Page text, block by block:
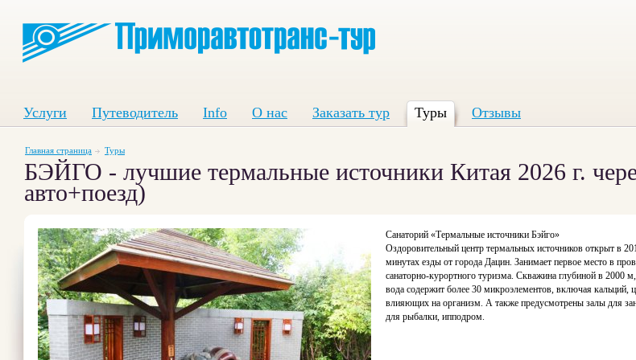
Услуги Путеводитель Info О нас Заказать тур Туры Отзывы
Главная страница Туры
БЭЙГО - лучшие термальные источники Китая 2026 г.
авто+поезд)
Санаторий «Термальные источники Бэйго»
Оздоровительный центр термальных источников открыт в
минутах езды от города Дацин. Занимает первое место в
санаторно-курортного туризма. Скважина глубиной в 2000
вода содержит более 30 микроэлементов, включая кальций,
влияющих на организм. А также предусмотрены залы для
для рыбалки, ипподром.